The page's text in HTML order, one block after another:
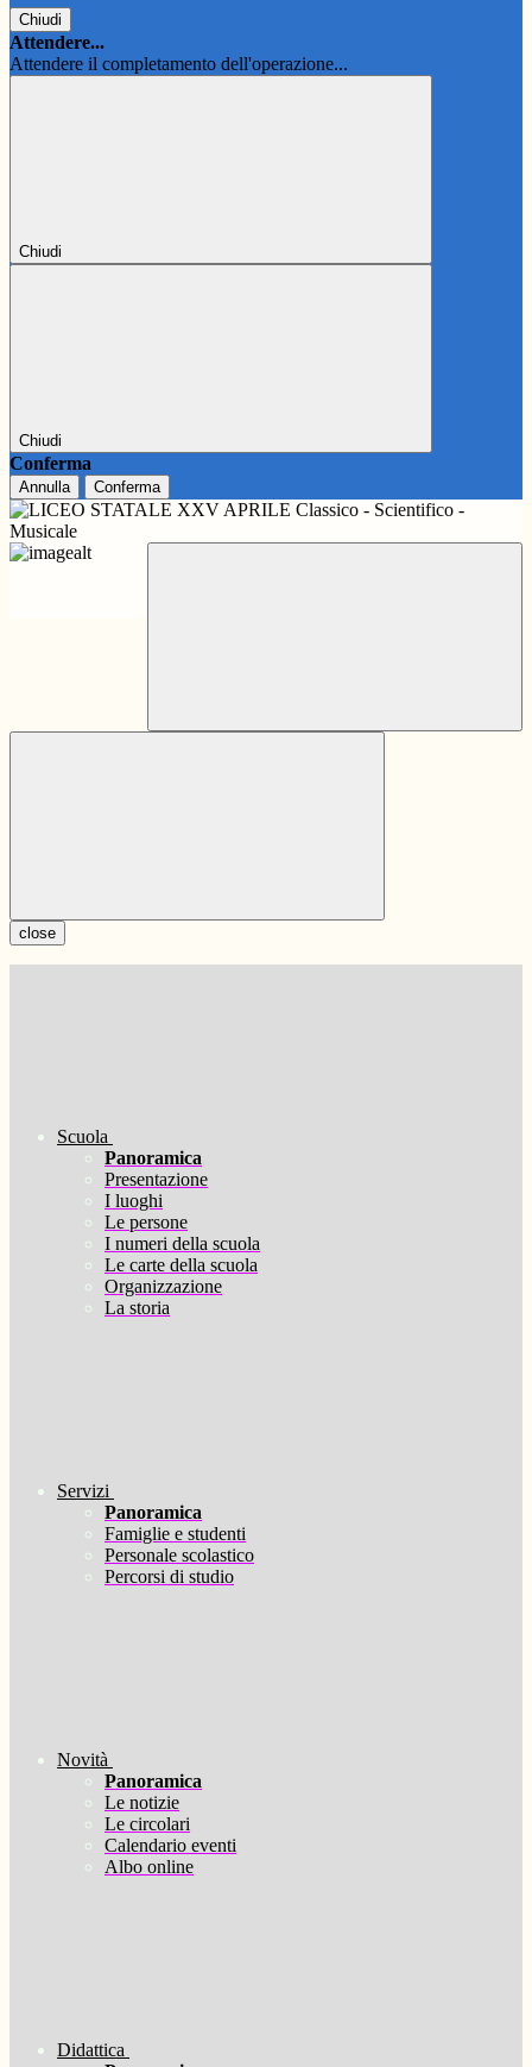
Chiudi
Attendere...
Attendere il completamento dell'operazione...
Chiudi
Chiudi
Conferma
Annulla Conferma
close
Scuola
Panoramica
Presentazione
I luoghi
Le persone
I numeri della scuola
Le carte della scuola
Organizzazione
La storia
Servizi
Panoramica
Famiglie e studenti
Personale scolastico
Percorsi di studio
Novità
Panoramica
Le notizie
Le circolari
Calendario eventi
Albo online
Didattica